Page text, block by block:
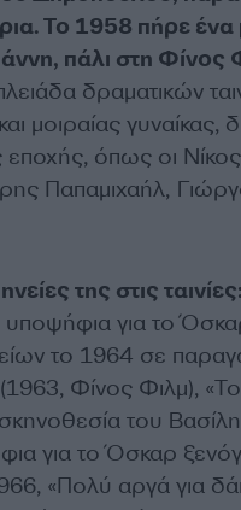
Το 1958 πήρε
πάλι στη Φίνος
δραματικών
μοιραίας γυναίκας,
εποχής, όπως οι
Παπαμιχαήλ,
της στις ταινίες:
για το
το 1964 σε
Φίνος Φιλμ),
του
για το Όσκαρ
«Πολύ αργά για